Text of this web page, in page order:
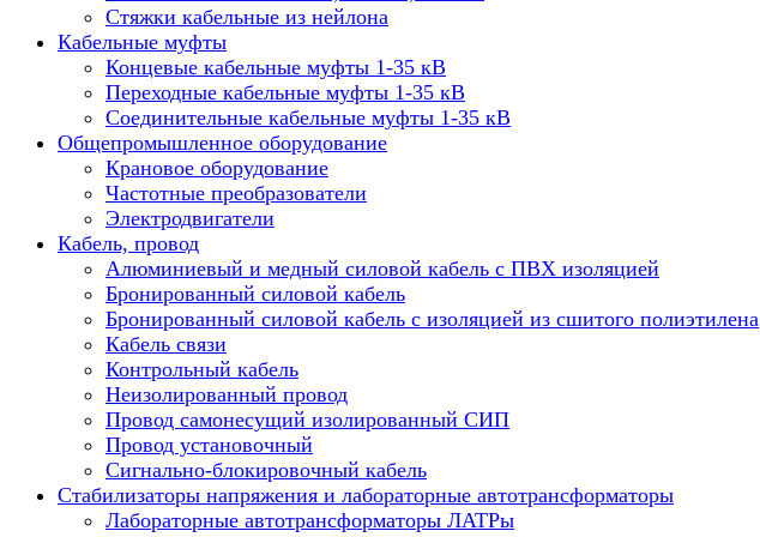
Стяжки кабельные из нейлона
Кабельные муфты
Концевые кабельные муфты 1-35 кВ
Переходные кабельные муфты 1-35 кВ
Соединительные кабельные муфты 1-35 кВ
Общепромышленное оборудование
Крановое оборудование
Частотные преобразователи
Электродвигатели
Кабель, провод
Алюминиевый и медный силовой кабель с ПВХ изоляцией
Бронированный силовой кабель
Бронированный силовой кабель с изоляцией из сшитого полиэтилена
Кабель связи
Контрольный кабель
Неизолированный провод
Провод самонесущий изолированный СИП
Провод установочный
Сигнально-блокировочный кабель
Стабилизаторы напряжения и лабораторные автотрансформаторы
Лабораторные автотрансформаторы ЛАТРы